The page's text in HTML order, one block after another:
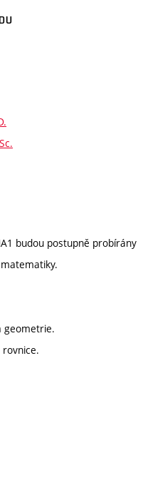
budou postupně probírány
geometrie.